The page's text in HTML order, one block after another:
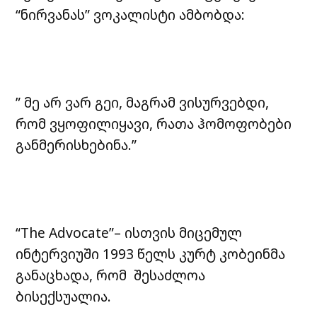
“ნირვანას” ვოკალისტი ამბობდა:
” მე არ ვარ გეი, მაგრამ ვისურვებდი,
რომ ვყოფილიყავი, რათა ჰომოფობები
განმერისხებინა.”
“The Advocate”– ისთვის მიცემულ
ინტერვიუში 1993 წელს კურტ კობეინმა
განაცხადა, რომ შესაძლოა
ბისექსუალია.